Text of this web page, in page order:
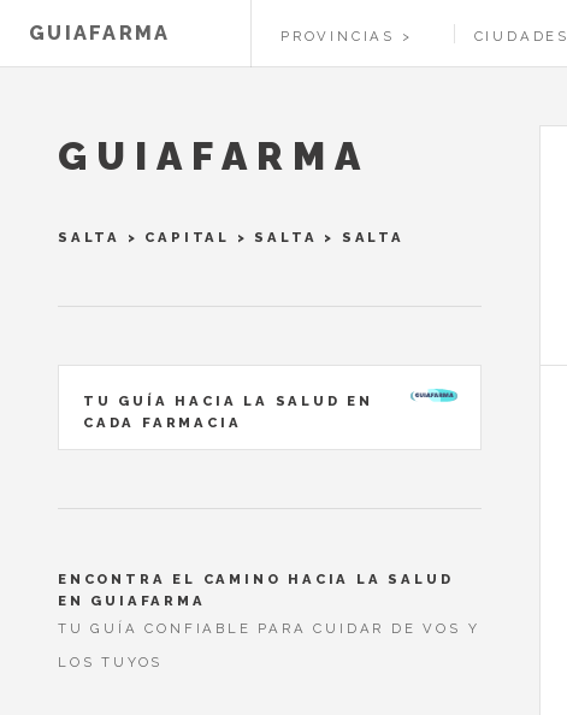
GUIAFARMA PROVINCIAS CIUDADES
GUIAFARMA
SALTA > CAPITAL > SALTA > SALTA
TU GUÍA HACIA LA SALUD EN
CADA FARMACIA
ENCONTRA EL CAMINO HACIA LA SALUD
EN GUIAFARMA
TU GUÍA CONFIABLE PARA CUIDAR DE VOS Y
LOS TUYOS